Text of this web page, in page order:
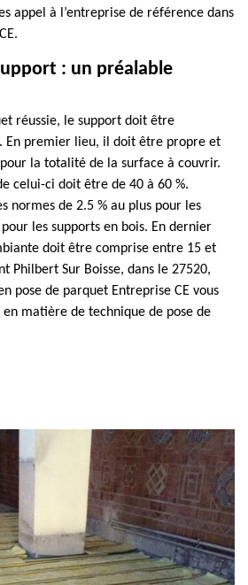
appel à l’entreprise de référence dans
: un préalable
réussie, le support doit être
En premier lieu, il doit être propre et
la totalité de la surface à couvrir.
celui-ci doit être de 40 à 60 %.
normes de 2.5 % au plus pour les
les supports en bois. En dernier
doit être comprise entre 15 et
Philbert Sur Boisse, dans le 27520,
pose de parquet Entreprise CE vous
en matière de technique de pose de